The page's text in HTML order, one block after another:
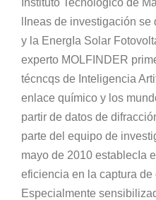
lIneas de investigación
y la EnergIa Solar
experto MOLFINDER
técncqs de Inteligencia
enlace químico y los
partir de datos de
parte del equipo de
mayo de 2010 establecIa
eficiencia en la captura de
Especialmente